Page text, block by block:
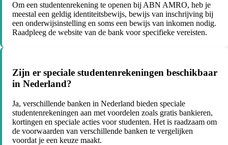
Om een studentenrekening te openen bij ABN AMRO, heb je
meestal een geldig identiteitsbewijs, bewijs van inschrijving bij
een onderwijsinstelling en soms een bewijs van inkomen nodig.
Raadpleeg de website van de bank voor specifieke vereisten.
Zijn er speciale studentenrekeningen beschikbaar
in Nederland?
Ja, verschillende banken in Nederland bieden speciale
studentenrekeningen aan met voordelen zoals gratis bankieren,
kortingen en speciale acties voor studenten. Het is raadzaam om
de voorwaarden van verschillende banken te vergelijken
voordat je een keuze maakt.